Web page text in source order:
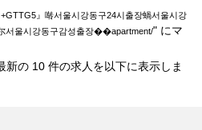
』啭서울시강동구24시출장蝸서울시강
서울시강동구감성출장��apartment/" にマ
新の 10 件の求人を以下に表示しま